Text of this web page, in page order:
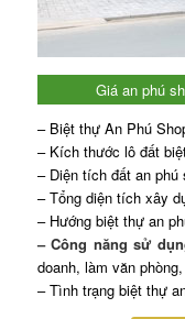
Giá an phú
– Biệt thự An Phú
– Kích thước lô đất
– Diện tích đất an phú
– Tổng diện tích xây
– Hướng biệt thự an
– Công năng sử
doanh, làm văn
– Tình trạng biệt thự